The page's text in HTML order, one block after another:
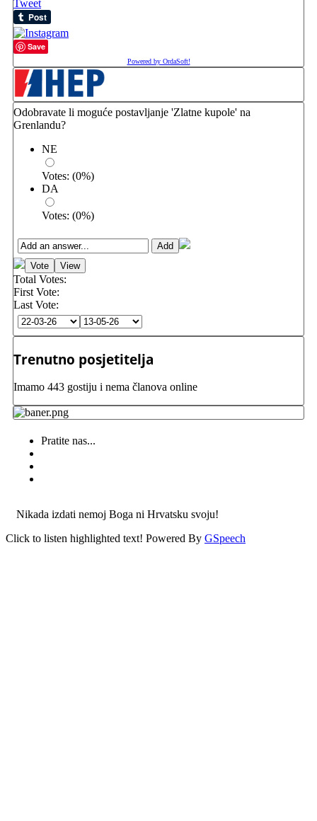
Tweet
Save
Powered by OrdaSoft!
Odobravate li moguće postavljanje 'Zlatne kupole' na
Grenlandu?
NE
Votes: (0%)
DA
Votes: (0%)
Total Votes:
First Vote:
Last Vote:
Trenutno posjetitelja
Imamo 443 gostiju i nema članova online
Pratite nas...
Nikada izdati nemoj Boga ni Hrvatsku svoju!
Click to listen highlighted text! Powered By GSpeech